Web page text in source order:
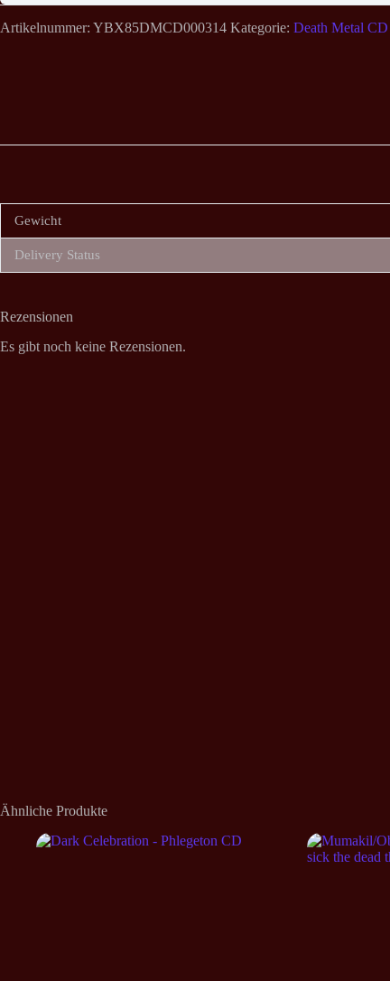
Artikelnummer: YBX85DMCD000314 Kategorie: Death Metal CD
Gewicht
Delivery Status
Rezensionen
Es gibt noch keine Rezensionen.
Ähnliche Produkte